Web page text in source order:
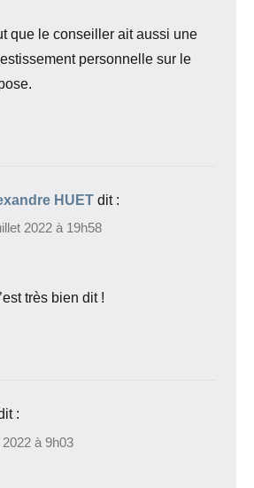
que le conseiller ait aussi une
personnelle sur le
HUET dit :
2022 à 19h58
très bien dit !
:
2022 à 9h03